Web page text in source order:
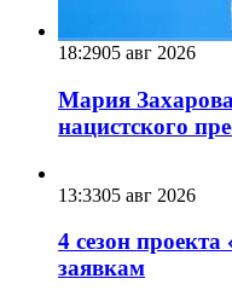
18:2905 авг 2026
Мария
нацистского
13:3305 авг 2026
4 сезон
заявкам